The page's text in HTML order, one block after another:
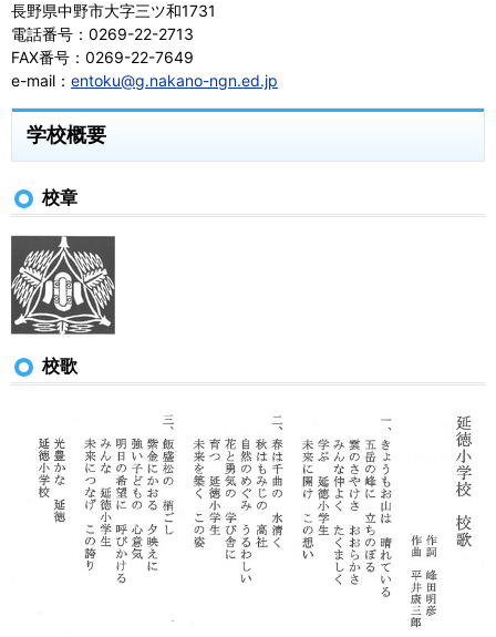
長野県中野市大字三ツ和1731
電話番号：0269-22-2713
FAX番号：0269-22-7649
e-mail： entoku@g.nakano-ngn.ed.jp
学校概要
校章
校歌